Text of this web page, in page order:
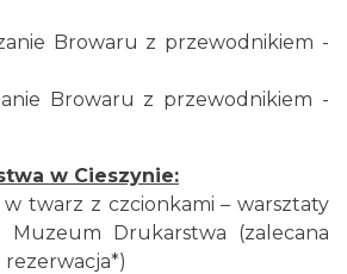
Browaru z przewodnikiem -
Browaru z przewodnikiem -
w Cieszynie:
w twarz z czcionkami – warsztaty
Muzeum Drukarstwa (zalecana
rezerwacja*)